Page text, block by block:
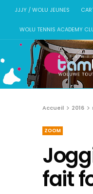
JJJY / WOLU JEUNES
WOLU TENNIS ACADEMY
Accueil 2016
ZOOM
fait